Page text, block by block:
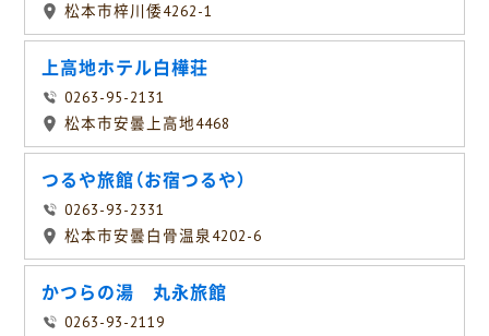
松本市梓川倭4262-1
上高地ホテル白樺荘
0263-95-2131
松本市安曇上高地4468
つるや旅館（お宿つるや）
0263-93-2331
松本市安曇白骨温泉4202-6
かつらの湯 丸永旅館
0263-93-2119